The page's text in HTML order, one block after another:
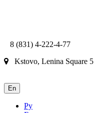
8 (831) 4-222-4-77
Kstovo, Lenina Square 5
En
Ру